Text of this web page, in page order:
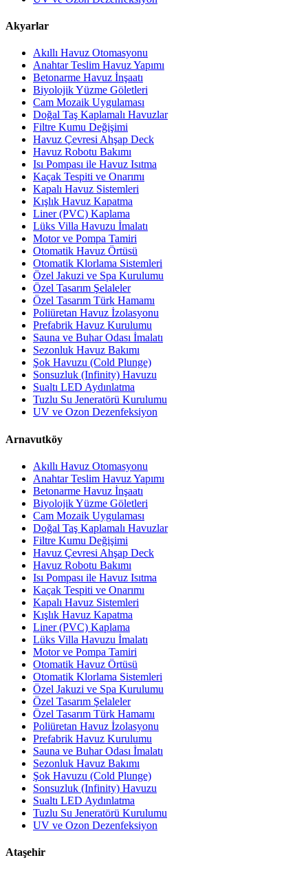
Akyarlar
Akıllı Havuz Otomasyonu
Anahtar Teslim Havuz Yapımı
Betonarme Havuz İnşaatı
Biyolojik Yüzme Göletleri
Cam Mozaik Uygulaması
Doğal Taş Kaplamalı Havuzlar
Filtre Kumu Değişimi
Havuz Çevresi Ahşap Deck
Havuz Robotu Bakımı
Isı Pompası ile Havuz Isıtma
Kaçak Tespiti ve Onarımı
Kapalı Havuz Sistemleri
Kışlık Havuz Kapatma
Liner (PVC) Kaplama
Lüks Villa Havuzu İmalatı
Motor ve Pompa Tamiri
Otomatik Havuz Örtüsü
Otomatik Klorlama Sistemleri
Özel Jakuzi ve Spa Kurulumu
Özel Tasarım Şelaleler
Özel Tasarım Türk Hamamı
Poliüretan Havuz İzolasyonu
Prefabrik Havuz Kurulumu
Sauna ve Buhar Odası İmalatı
Sezonluk Havuz Bakımı
Şok Havuzu (Cold Plunge)
Sonsuzluk (Infinity) Havuzu
Sualtı LED Aydınlatma
Tuzlu Su Jeneratörü Kurulumu
UV ve Ozon Dezenfeksiyon
Arnavutköy
Akıllı Havuz Otomasyonu
Anahtar Teslim Havuz Yapımı
Betonarme Havuz İnşaatı
Biyolojik Yüzme Göletleri
Cam Mozaik Uygulaması
Doğal Taş Kaplamalı Havuzlar
Filtre Kumu Değişimi
Havuz Çevresi Ahşap Deck
Havuz Robotu Bakımı
Isı Pompası ile Havuz Isıtma
Kaçak Tespiti ve Onarımı
Kapalı Havuz Sistemleri
Kışlık Havuz Kapatma
Liner (PVC) Kaplama
Lüks Villa Havuzu İmalatı
Motor ve Pompa Tamiri
Otomatik Havuz Örtüsü
Otomatik Klorlama Sistemleri
Özel Jakuzi ve Spa Kurulumu
Özel Tasarım Şelaleler
Özel Tasarım Türk Hamamı
Poliüretan Havuz İzolasyonu
Prefabrik Havuz Kurulumu
Sauna ve Buhar Odası İmalatı
Sezonluk Havuz Bakımı
Şok Havuzu (Cold Plunge)
Sonsuzluk (Infinity) Havuzu
Sualtı LED Aydınlatma
Tuzlu Su Jeneratörü Kurulumu
UV ve Ozon Dezenfeksiyon
Ataşehir